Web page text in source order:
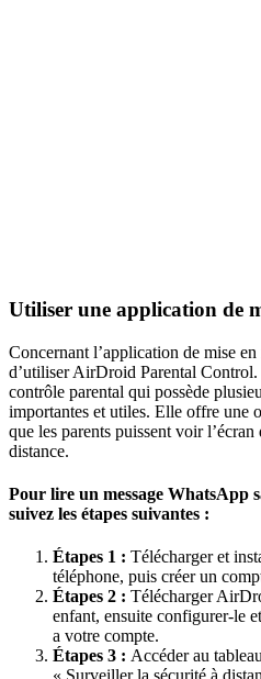
Utiliser une application de
Concernant l’application de mise
d’utiliser AirDroid Parental
contrôle parental qui possède
importantes et utiles. Elle offre une
que les parents puissent voir
distance.
Pour lire un message WhatsApp
suivez les étapes suivantes :
Étapes 1 : Télécharger et
téléphone, puis créer un
Étapes 2 : Télécharger
enfant, ensuite configurer-le
a votre compte.
Étapes 3 : Accéder au